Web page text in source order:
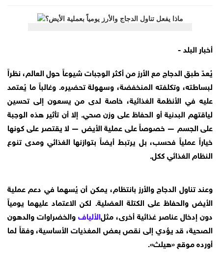
أخبار البلد -
يُعدّ طبق الدجاج مع الأرز من أكثر الوجبات شيوعاً حول العالم، نظراً
لبساطته، وتكلفته المنخفضة، وسهولة تحضيره. وغالباً ما يُعتمد
عليه في الأنظمة الغذائية، خاصة لدى من يسعون إلى تحسين
لياقتهم البدنية أو الحفاظ على وزن صحي. إلا أن تأثير هذه الوجبة
على الجسم — خصوصاً على عملية الأيض — لا يقتصر على كونها
خياراً عملياً فحسب، بل يرتبط أيضاً بتوازنها الغذائي ومدى تنوع
النظام الغذائي ككل.
وعند تناول الدجاج والأرز بانتظام، يمكن أن يُسهما في دعم عملية
الأيض والحفاظ على الكتلة العضلية. لكن الاعتماد عليهما يومياً
دون إدخال عناصر غذائية أخرى، مثلالأليافوالخضراوات والدهون
الصحية، قد يؤدي إلى نقص بعض المغذيات الأساسية، وفقاً لما
أورده موقع «هيلث».